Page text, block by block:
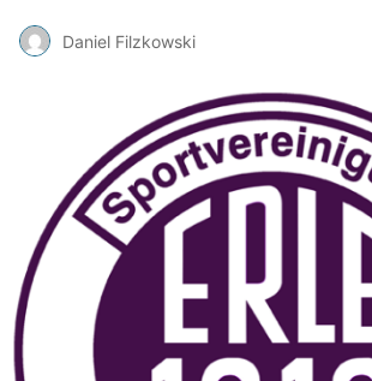
Daniel Filzkowski